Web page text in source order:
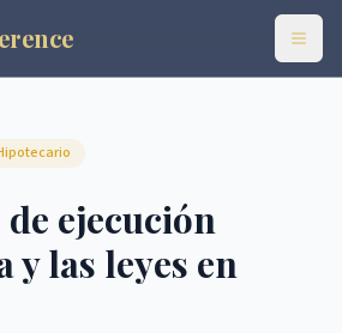
ejecución
y las leyes en